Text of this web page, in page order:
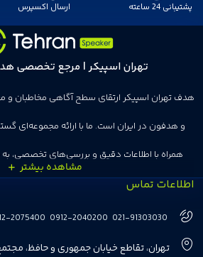
پشتیبانی 24 ساعته ارسال اکسپرس
تهران اسپیکر | مرجع تخصصی
هدف تهران اسپیکر ارتقای سطح آگاهی مخاطبان و
و هدفون در ایران است. ما با ارائه مجموعه‌ای
همراه با اطلاعات دقیق و بررسی‌های تخصصی،
انتخاب‌های درست و هوشمندانه‌ای داشته باشند.
هفت سال در این زمینه، بر ایجاد تجربه خریدی آسان،
مشتریان بتوانند با خیالی آسوده از انتخاب خود لذت
اطلاعات تماس
021-91303030
0912-2040200
2075400
تهران، تقاطع خیابان جمهوری و حافظ،